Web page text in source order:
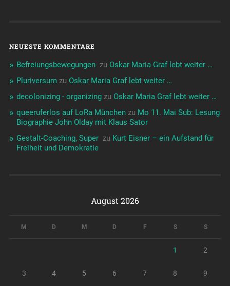
NEUESTE KOMMENTARE
Befreiungsbewegungen ️‍ zu Oskar Maria Graf lebt weiter …
Pluriversum zu Oskar Maria Graf lebt weiter …
decolonizing - organizingzu Oskar Maria Graf lebt weiter …
queeruferlos auf LoRa Münchenzu Mo 11. Mai Sub: Lesung
Biographie John Olday mit Klaus Sator
Gestalt-Coaching, Super ️‍ zu Kurt Eisner – ein Aufstand für
Freiheit und Demokratie
August 2026
M D M D F S S
1 2
3 4 5 6 7 8 9